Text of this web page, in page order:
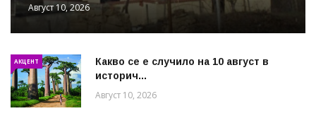
Август 10, 2026
АКЦЕНТ
Какво се е случило на 10 август в
историч...
Август 10, 2026